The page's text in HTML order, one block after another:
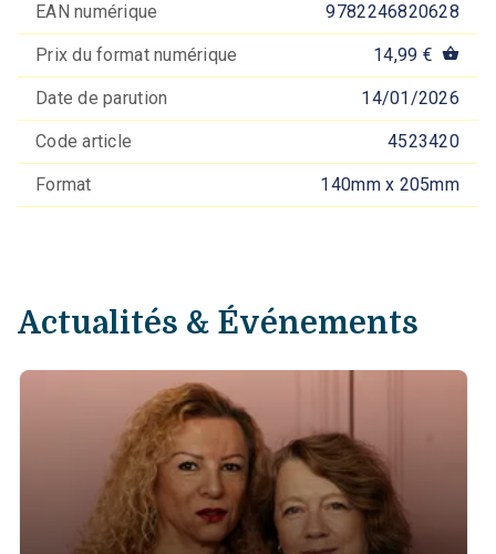
EAN numérique 9782246820628
Prix du format numérique 14,99 € shopping_basket
Date de parution 14/01/2026
Code article 4523420
Format 140mm x 205mm
Actualités & Événements